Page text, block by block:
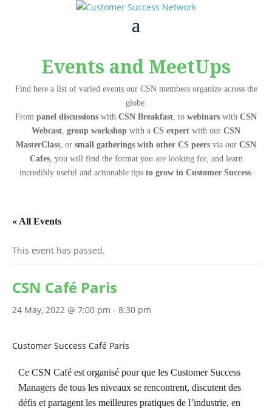
Events and MeetUps
Find here a list of varied events our CSN members organize across the
globe.
From panel discussions with CSN Breakfast, to webinars with CSN
Webcast, group workshop with a CS expert with our CSN
MasterClass, or small gatherings with other CS peers via our CSN
Cafes, you will find the format you are looking for, and learn
incredibly useful and actionable tips to grow in Customer Success.
« All Events
This event has passed.
CSN Café Paris
24 May, 2022 @ 7:00 pm - 8:30 pm
Customer Success Café Paris
Ce CSN Café est organisé pour que les Customer Success
Managers de tous les niveaux se rencontrent, discutent des
défis et partagent les meilleures pratiques de l’industrie, en